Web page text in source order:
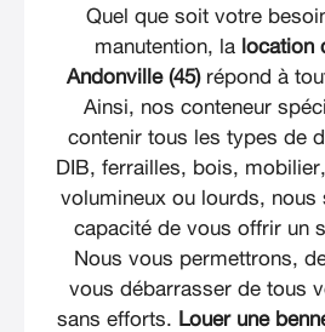
Quel que soit votre
manutention, la location
Andonville (45)répond à
Ainsi, nos conteneur
contenir tous les types de
DIB, ferrailles, bois,
volumineux ou lourds, nous
capacité de vous offrir un
Nous vous permettrons,
vous débarrasser de tous
sans efforts. Louer une